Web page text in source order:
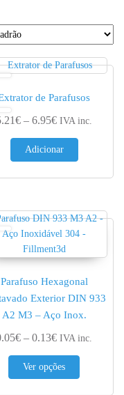
de Parafusos
€ – 6.95€Price range:
IVA inc.
Adicionar
0.57€
variants. The options
Parafuso Hexagonal
Exterior DIN 933
A2 M3 – Aço Inox.
€ – 0.13€Price range:
IVA inc.
Ver opções
This